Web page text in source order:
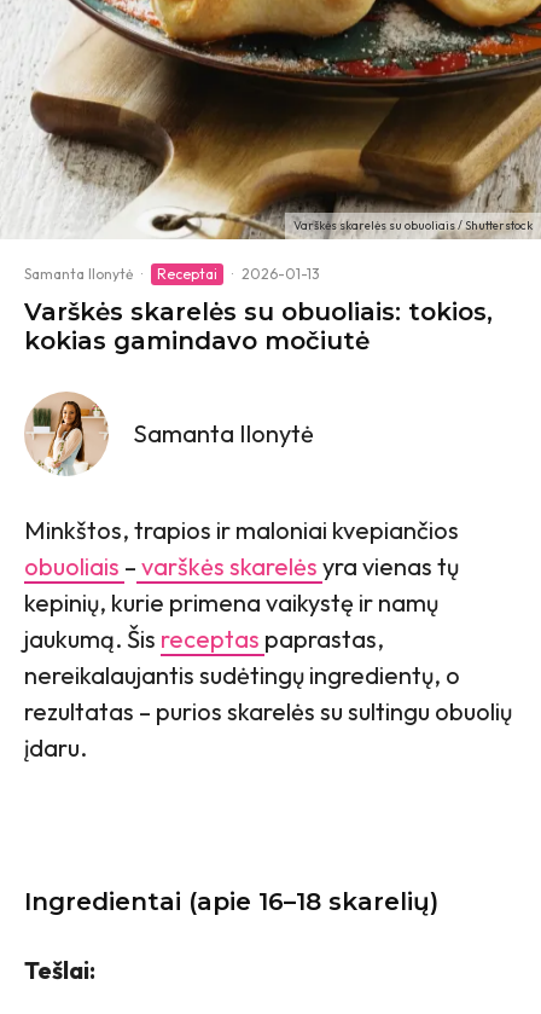
Varškės skarelės su obuoliais / Shutterstock
Samanta Ilonytė · Receptai · 2026-01-13
Varškės skarelės su obuoliais: tokios,
kokias gamindavo močiutė
Samanta Ilonytė
Minkštos, trapios ir maloniai kvepiančios
obuoliais – varškės skarelės yra vienas tų
kepinių, kurie primena vaikystę ir namų
jaukumą. Šis receptas paprastas,
nereikalaujantis sudėtingų ingredientų, o
rezultatas – purios skarelės su sultingu obuolių
įdaru.
Ingredientai (apie 16–18 skarelių)
Tešlai: